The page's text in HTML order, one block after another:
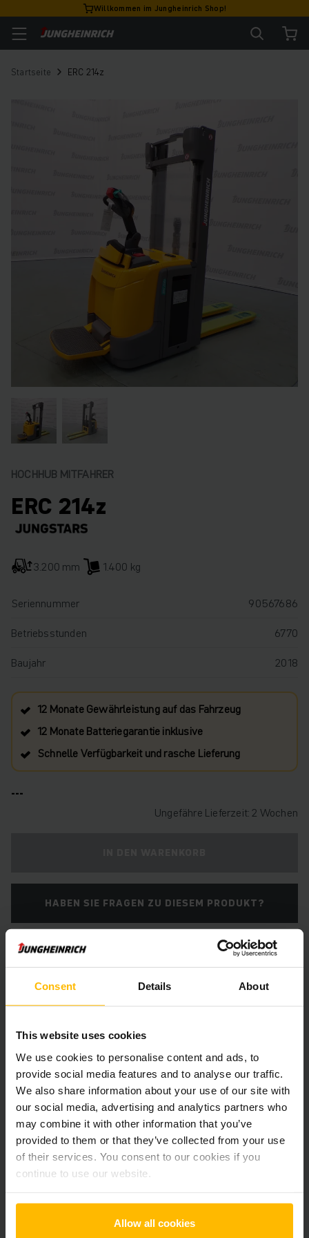
Consent Details About
This website uses cookies
We use cookies to personalise content and ads, to
provide social media features and to analyse our traffic.
We also share information about your use of our site with
our social media, advertising and analytics partners who
may combine it with other information that you’ve
provided to them or that they’ve collected from your use
of their services. You consent to our cookies if you
continue to use our website.
Allow all cookies
Willkommen im Jungheinrich Shop!
Startseite ERC 214z
HOCHHUB MITFAHRER
ERC 214z
3.200 mm 1.400 kg
Seriennummer
90567686
Betriebsstunden
6770
Baujahr
2018
12 Monate Gewährleistung auf das Fahrzeug
12 Monate Batteriegarantie inklusive
Schnelle Verfügbarkeit und rasche Lieferung
---
Ungefähre Lieferzeit: 2 Wochen
HABEN SIE FRAGEN ZU DIESEM PRODUKT?
Der Zwischenverkauf ist vorbehalten.
Produktinformationen
Der folgende Abschnitt bietet eine umfassende
Zusammenfassung der technischen Spezifikationen und
Ausstattungen des Fahrzeugs.
Technische Daten
Batterie Blei-Säure, 24 V / 375 Ah
Batterie Baujahr